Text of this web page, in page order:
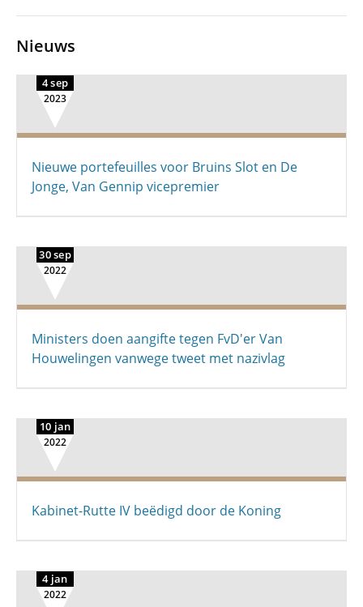
Nieuws
4 sep
2023
Nieuwe portefeuilles voor Bruins Slot en De
Jonge, Van Gennip vicepremier
30 sep
2022
Ministers doen aangifte tegen FvD'er Van
Houwelingen vanwege tweet met nazivlag
10 jan
2022
Kabinet-Rutte IV beëdigd door de Koning
4 jan
2022